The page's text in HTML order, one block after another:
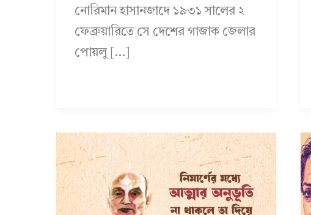
নোরিমান হাসানজাদে ১৯৩১ সালের ২
ফেব্রুয়ারিতে সে দেশের গাজাক জেলার
পোয়লু […]